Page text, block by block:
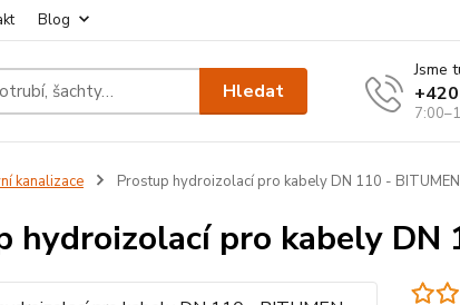
Blog
Hledat
Jsme
kanalizace Prostup hydroizolací pro kabely DN 110 -
hydroizolací pro kabely DN